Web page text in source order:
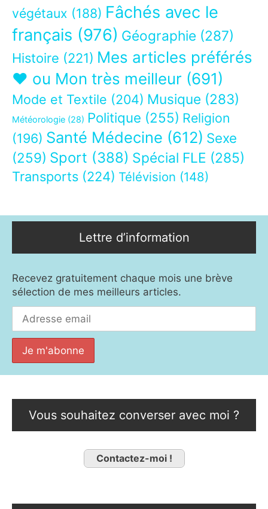
végétaux (188) Fâchés avec le
français (976) Géographie (287)
Histoire (221) Mes articles préférés
❤ ou Mon très meilleur (691)
Mode et Textile (204) Musique (283)
Météorologie (28) Politique (255) Religion
(196) Santé Médecine (612) Sexe
(259) Sport (388) Spécial FLE (285)
Transports (224) Télévision (148)
Lettre d’information
Recevez gratuitement chaque mois une brève
sélection de mes meilleurs articles.
Vous souhaitez converser avec moi ?
Contactez-moi !